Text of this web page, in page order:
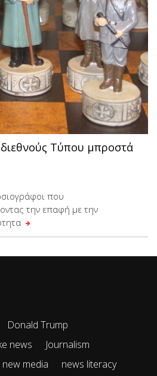
Τύπου μπροστά
που
την επαφή με την
Donald Trump
news
Journalism
new media
news literacy